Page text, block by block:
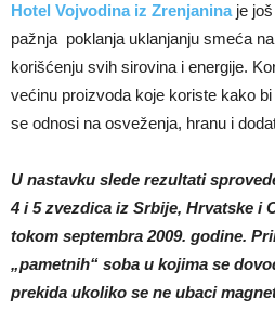
Hotel Vojvodina iz Zrenjaninaje još
pažnja poklanja uklanjanju smeća
korišćenju svih sirovina i energije.
većinu proizvoda koje koriste kako
se odnosi na osveženja, hranu i
U nastavku slede rezultati
4 i 5 zvezdica iz Srbije, Hrvatske i
tokom septembra 2009. godine.
„pametnih“ soba u kojima se
prekida ukoliko se ne ubaci